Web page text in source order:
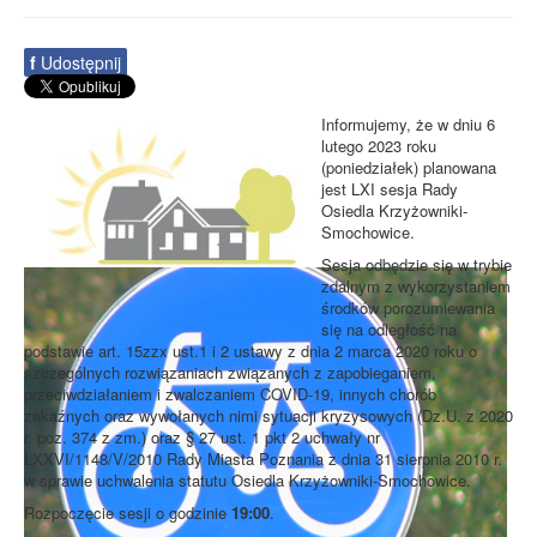
f Udostępnij
Informujemy, że w dniu 6
lutego 2023 roku
(poniedziałek) planowana
jest LXI sesja Rady
Osiedla Krzyżowniki-
Smochowice.
Sesja odbędzie się w trybie
zdalnym z wykorzystaniem
środków porozumiewania
się na odległość na
podstawie art. 15zzx ust.1 i 2 ustawy z dnia 2 marca 2020 roku o
szczególnych rozwiązaniach związanych z zapobieganiem,
przeciwdziałaniem i zwalczaniem COVID-19, innych chorób
zakaźnych oraz wywołanych nimi sytuacji kryzysowych (Dz.U. z 2020
r. poz. 374 z zm.) oraz § 27 ust. 1 pkt 2 uchwały nr
LXXVI/1148/V/2010 Rady Miasta Poznania z dnia 31 sierpnia 2010 r.
w sprawie uchwalenia statutu Osiedla Krzyżowniki-Smochowice.
Rozpoczęcie sesji o godzinie 19:00.